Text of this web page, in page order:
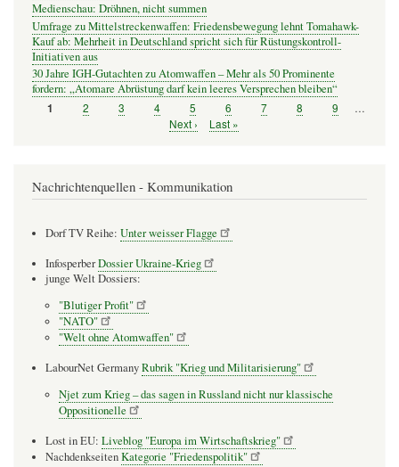
Medienschau: Dröhnen, nicht summen
Umfrage zu Mittelstreckenwaffen: Friedensbewegung lehnt Tomahawk-
Kauf ab: Mehrheit in Deutschland spricht sich für Rüstungskontroll-
Initiativen aus
30 Jahre IGH-Gutachten zu Atomwaffen – Mehr als 50 Prominente
fordern: „Atomare Abrüstung darf kein leeres Versprechen bleiben“
Seitennummerierung
Seite
1 Seite
2 Seite
3 Seite
4 Seite
5 Seite
6 Seite
7 Seite
8 Seite
9
…
Nächste
Next ›
Letzte
Last »
Nachrichtenquellen - Kommunikation
Dorf TV Reihe: Unter weisser Flagge
InfosperberDossier Ukraine-Krieg
junge Welt Dossiers:
"Blutiger Profit"
"NATO"
"Welt ohne Atomwaffen"
LabourNet GermanyRubrik "Krieg und Militarisierung"
Njet zum Krieg – das sagen in Russland nicht nur klassische
Oppositionelle
Lost in EU: Liveblog "Europa im Wirtschaftskrieg"
NachdenkseitenKategorie "Friedenspolitik"